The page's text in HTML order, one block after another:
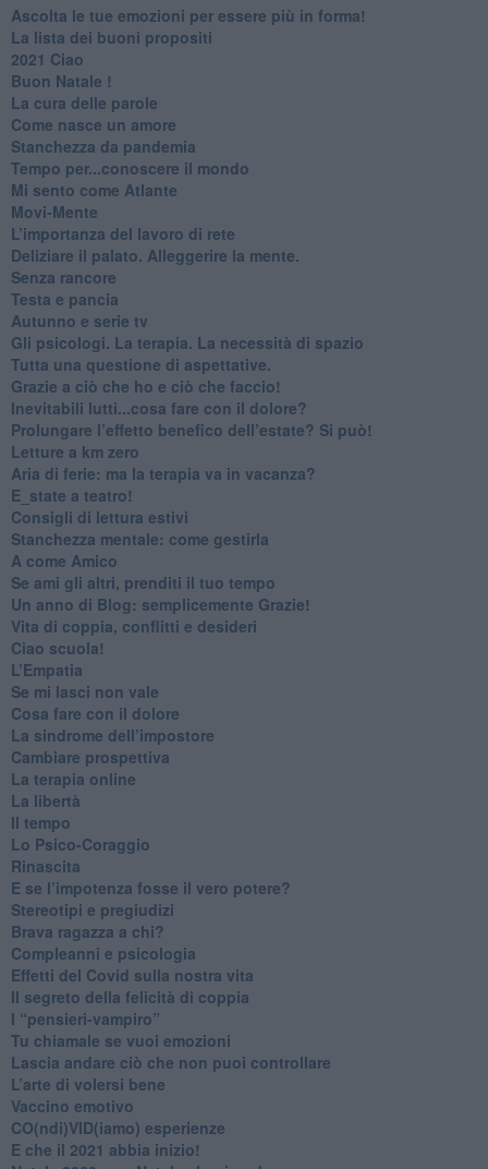
​Ascolta le tue emozioni per essere più in forma!
​La lista dei buoni propositi
2021 Ciao
Buon Natale !
​La cura delle parole
​Come nasce un amore
Stanchezza da pandemia
​Tempo per...conoscere il mondo
​Mi sento come Atlante
​Movi-Mente
​L’importanza del lavoro di rete
​Deliziare il palato. Alleggerire la mente.
​Senza rancore
​Testa e pancia
​Autunno e serie tv
​Gli psicologi. La terapia. La necessità di spazio
​Tutta una questione di aspettative.
​Grazie a ciò che ho e ciò che faccio!
​Inevitabili lutti...cosa fare con il dolore?
Prolungare l’effetto benefico dell’estate? Si può!
​Letture a km zero
​Aria di ferie: ma la terapia va in vacanza?
​E_state a teatro!
​Consigli di lettura estivi
​Stanchezza mentale: come gestirla
​A come Amico
​Se ami gli altri, prenditi il tuo tempo
​Un anno di Blog: semplicemente Grazie!
​Vita di coppia, conflitti e desideri
​Ciao scuola!
​L’Empatia
​Se mi lasci non vale
Cosa fare con il dolore
​La sindrome dell’impostore
​Cambiare prospettiva
La terapia online
La libertà
​Il tempo
​Lo Psico-Coraggio
Rinascita
​E se l’impotenza fosse il vero potere?
Stereotipi e pregiudizi
​Brava ragazza a chi?
​Compleanni e psicologia
Effetti del Covid sulla nostra vita
Il segreto della felicità di coppia
​I “pensieri-vampiro”
​Tu chiamale se vuoi emozioni
​Lascia andare ciò che non puoi controllare
L’arte di volersi bene
​Vaccino emotivo
CO(ndi)VID(iamo) esperienze
​E che il 2021 abbia inizio!